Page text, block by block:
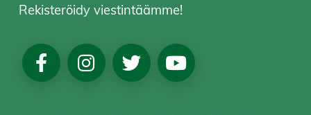
Rekisteröidy viestintäämme!
Social
Media